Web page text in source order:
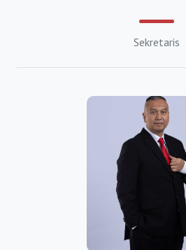
https://bkpmrembang.org
https://bkpmkabsemarang.org
https://bkpmsragen.org
https://bkpmsukoharjo.org
https://bkpmkabtegal.org
https://bkpmtemanggung.org
https://bkpmwonogiri.org
https://bkpmwonosobo.org
Sekretaris